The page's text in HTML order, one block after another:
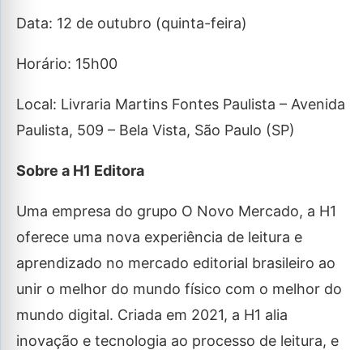
Data: 12 de outubro (quinta-feira)
Horário: 15h00
Local: Livraria Martins Fontes Paulista – Avenida
Paulista, 509 – Bela Vista, São Paulo (SP)
Sobre a H1 Editora
Uma empresa do grupo O Novo Mercado, a H1
oferece uma nova experiência de leitura e
aprendizado no mercado editorial brasileiro ao
unir o melhor do mundo físico com o melhor do
mundo digital. Criada em 2021, a H1 alia
inovação e tecnologia ao processo de leitura, e